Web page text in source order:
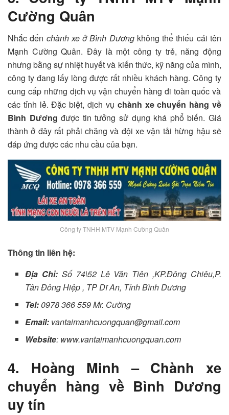
Cường Quân
Nhắc đến chành xe ở Bình Dươngkhông thể thiếu cái tên
Mạnh Cường Quân. Đây là một công ty trẻ, năng động
nhưng bằng sự nhiệt huyết và kiến thức, kỹ năng của mình,
công ty đang lấy lòng được rất nhiều khách hàng. Công ty
cung cấp những dịch vụ vận chuyển hàng đi toàn quốc và
các tỉnh lẻ. Đặc biệt, dịch vụ chành xe chuyển hàng về
Bình Dương được tin tưởng sử dụng khá phổ biến. Giá
thành ở đây rất phải chăng và đội xe vận tải hừng hậu sẽ
đáp ứng được các nhu cầu của bạn.
Công ty TNHH MTV Mạnh Cường Quân
Thông tin liên hệ:
Địa Chỉ: Số 74\52 Lê Văn Tiên ,KP.Đông Chiêu,P.
Tân Đông Hiệp , TP Dĩ An, Tỉnh Bình Dương
Tel:0978 366 559 Mr. Cường
Email: vantaimanhcuongquan@gmail.com
Website: www.vantaimanhcuongquan.com
4. Hoàng Minh – Chành xe
chuyển hàng về Bình Dương
uy tín